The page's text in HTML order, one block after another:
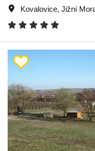
Kovalovice, Jižní